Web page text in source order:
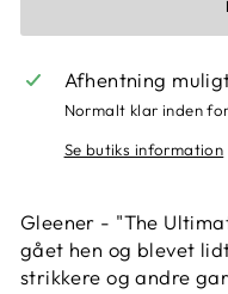
Afhentning
Normalt klar inden
Se butiks information
Gleener - "The
gået hen og blevet
strikkere og andre